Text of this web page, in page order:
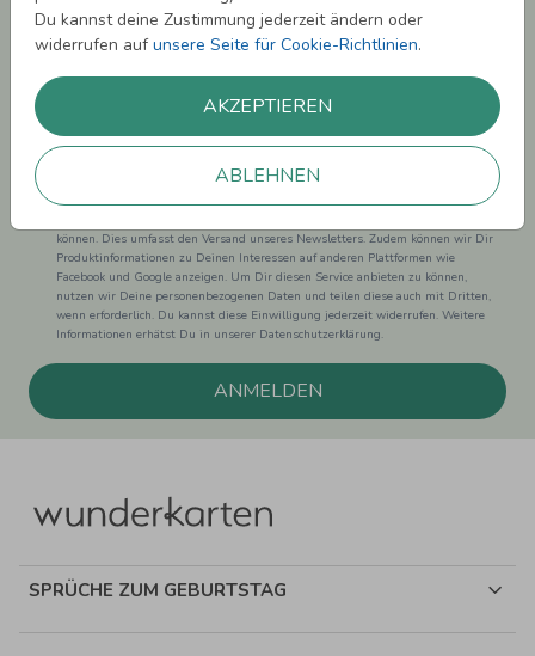
Du kannst deine Zustimmung jederzeit ändern oder
widerrufen aufunsere Seite für Cookie-Richtlinien.
AKZEPTIEREN
ABLEHNEN
Melde Dich zu unserem Newsletter an und bleibe auf dem
Einwilligung zur Datennutzung für Marketingzwecke: Hiermit willigst Du ein,
können. Dies umfasst den Versand unseres Newsletters. Zudem können wir Dir
Produktinformationen zu Deinen Interessen auf anderen Plattformen wie
Facebook und Google anzeigen. Um Dir diesen Service anbieten zu können,
nutzen wir Deine personenbezogenen Daten und teilen diese auch mit Dritten,
wenn erforderlich. Du kannst diese Einwilligung jederzeit widerrufen. Weitere
Informationen erhätst Du in unserer Datenschutzerklärung.
ANMELDEN
SPRÜCHE ZUM GEBURTSTAG